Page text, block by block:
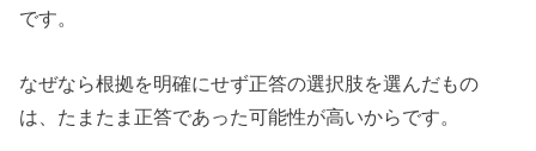
です。
なぜなら根拠を明確にせず正答の選択肢を選んだもの
は、たまたま正答であった可能性が高いからです。